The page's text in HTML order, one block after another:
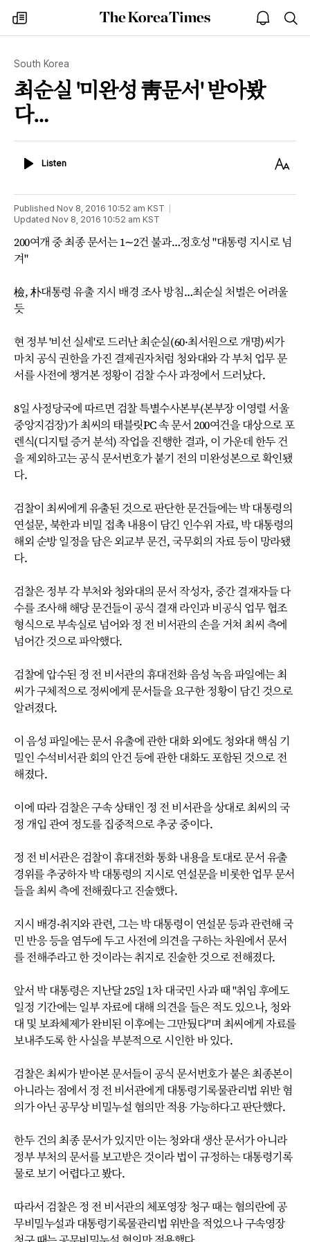
my
times
The
Korea
open
notice
South Korea
최순실 '미완성 靑문서' 받아봤
다…
ListenListen
Text
Published Nov 8, 2016 10:52 am KST
Updated Nov 8, 2016 10:52 am KST
200여개 중 최종 문서는 1∼2건 불과…정호성 "대통령 지시로 넘
겨"
檢, 朴대통령 유출 지시 배경 조사 방침…최순실 처벌은 어려울
듯
현 정부 '비선 실세'로 드러난 최순실(60·최서원으로 개명)씨가
마치 공식 권한을 가진 결제권자처럼 청와대와 각 부처 업무 문
서를 사전에 챙겨본 정황이 검찰 수사 과정에서 드러났다.
8일 사정당국에 따르면 검찰 특별수사본부(본부장 이영렬 서울
중앙지검장)가 최씨의 태블릿PC 속 문서 200여건을 대상으로 포
렌식(디지털 증거 분석) 작업을 진행한 결과, 이 가운데 한두 건
을 제외하고는 공식 문서번호가 붙기 전의 미완성본으로 확인됐
다.
검찰이 최씨에게 유출된 것으로 판단한 문건들에는 박 대통령의
연설문, 북한과 비밀 접촉 내용이 담긴 인수위 자료, 박 대통령의
해외 순방 일정을 담은 외교부 문건, 국무회의 자료 등이 망라됐
다.
검찰은 정부 각 부처와 청와대의 문서 작성자, 중간 결재자들 다
수를 조사해 해당 문건들이 공식 결재 라인과 비공식 업무 협조
형식으로 부속실로 넘어와 정 전 비서관의 손을 거쳐 최씨 측에
넘어간 것으로 파악했다.
검찰에 압수된 정 전 비서관의 휴대전화 음성 녹음 파일에는 최
씨가 구체적으로 정씨에게 문서들을 요구한 정황이 담긴 것으로
알려졌다.
이 음성 파일에는 문서 유출에 관한 대화 외에도 청와대 핵심 기
밀인 수석비서관 회의 안건 등에 관한 대화도 포함된 것으로 전
해졌다.
이에 따라 검찰은 구속 상태인 정 전 비서관을 상대로 최씨의 국
정 개입 관여 정도를 집중적으로 추궁 중이다.
정 전 비서관은 검찰이 휴대전화 통화 내용을 토대로 문서 유출
경위를 추궁하자 박 대통령의 지시로 연설문을 비롯한 업무 문서
들을 최씨 측에 전해줬다고 진술했다.
지시 배경·취지와 관련, 그는 박 대통령이 연설문 등과 관련해 국
민 반응 등을 염두에 두고 사전에 의견을 구하는 차원에서 문서
를 전해주라고 한 것이라는 취지로 진술한 것으로 전해졌다.
앞서 박 대통령은 지난달 25일 1차 대국민 사과 때 "취임 후에도
일정 기간에는 일부 자료에 대해 의견을 들은 적도 있으나, 청와
대 및 보좌체제가 완비된 이후에는 그만뒀다"며 최씨에게 자료를
보내주도록 한 사실을 부분적으로 시인한 바 있다.
검찰은 최씨가 받아본 문서들이 공식 문서번호가 붙은 최종본이
아니라는 점에서 정 전 비서관에게 대통령기록물관리법 위반 혐
의가 아닌 공무상 비밀누설 혐의만 적용 가능하다고 판단했다.
한두 건의 최종 문서가 있지만 이는 청와대 생산 문서가 아니라
정부 부처의 문서를 보고받은 것이라 법이 규정하는 대통령기록
물로 보기 어렵다고 봤다.
따라서 검찰은 정 전 비서관의 체포영장 청구 때는 혐의란에 공
무비밀누설과 대통령기록물관리법 위반을 적었으나 구속영장